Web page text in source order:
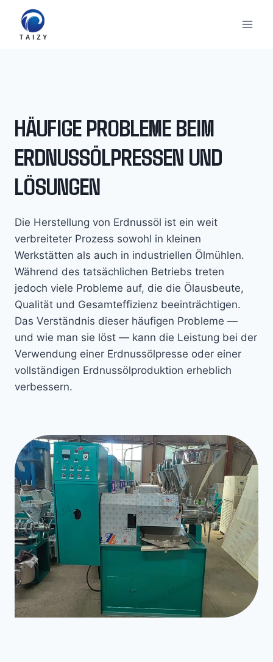
Inhalt
springen
HÄUFIGE PROBLEME BEIM
ERDNUSSÖLPRESSEN UND
LÖSUNGEN
Die Herstellung von Erdnussöl ist ein weit
verbreiteter Prozess sowohl in kleinen
Werkstätten als auch in industriellen Ölmühlen.
Während des tatsächlichen Betriebs treten
jedoch viele Probleme auf, die die Ölausbeute,
Qualität und Gesamteffizienz beeinträchtigen.
Das Verständnis dieser häufigen Probleme —
und wie man sie löst — kann die Leistung bei der
Verwendung einer Erdnussölpresse oder einer
vollständigen Erdnussölproduktion erheblich
verbessern.